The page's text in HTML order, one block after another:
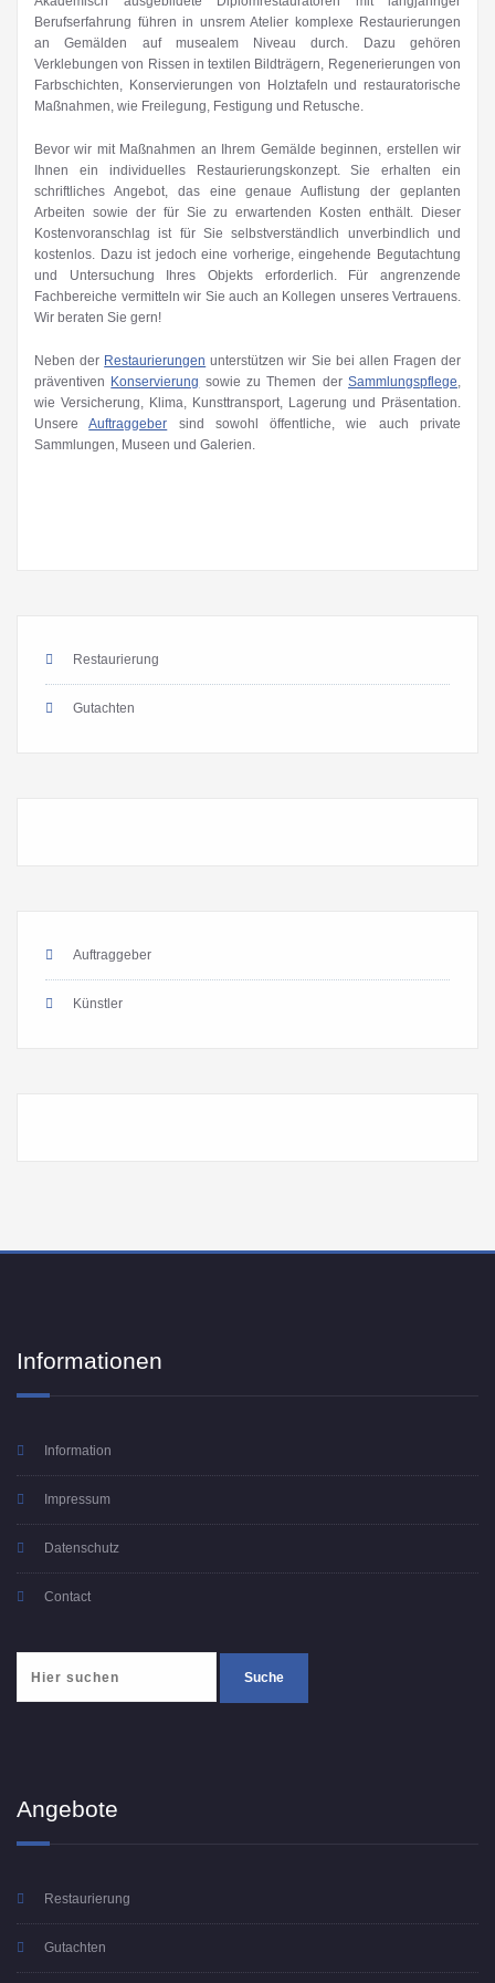
Berufserfahrung führen in unsrem Atelier komplexe Restaurierungen
an Gemälden auf musealem Niveau durch. Dazu gehören
Verklebungen von Rissen in textilen Bildträgern, Regenerierungen von
Farbschichten, Konservierungen von Holztafeln und restauratorische
Maßnahmen, wie Freilegung, Festigung und Retusche.
Bevor wir mit Maßnahmen an Ihrem Gemälde beginnen, erstellen wir
Ihnen ein individuelles Restaurierungskonzept. Sie erhalten ein
schriftliches Angebot, das eine genaue Auflistung der geplanten
Arbeiten sowie der für Sie zu erwartenden Kosten enthält. Dieser
Kostenvoranschlag ist für Sie selbstverständlich unverbindlich und
kostenlos. Dazu ist jedoch eine vorherige, eingehende Begutachtung
und Untersuchung Ihres Objekts erforderlich. Für angrenzende
Fachbereiche vermitteln wir Sie auch an Kollegen unseres Vertrauens.
Wir beraten Sie gern!
Neben der Restaurierungen unterstützen wir Sie bei allen Fragen der
präventiven Konservierung sowie zu Themen derSammlungspflege,
wie Versicherung, Klima, Kunsttransport, Lagerung und Präsentation.
UnsereAuftraggeber sind sowohl öffentliche, wie auch private
Sammlungen, Museen und Galerien.
Restaurierung
Gutachten
Auftraggeber
Künstler
Informationen
Information
Impressum
Datenschutz
Contact
Angebote
Restaurierung
Gutachten